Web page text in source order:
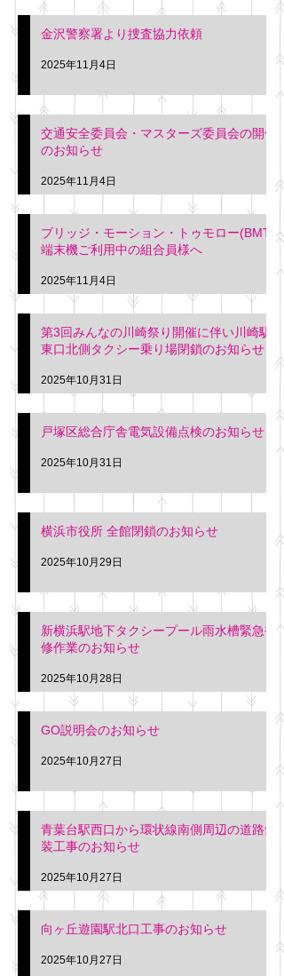
金沢警察署より捜査協力依頼
2025年11月4日
交通安全委員会・マスターズ委員会の開催
のお知らせ
2025年11月4日
ブリッジ・モーション・トゥモロー(BMT)
端末機ご利用中の組合員様へ
2025年11月4日
第3回みんなの川崎祭り開催に伴い川崎駅
東口北側タクシー乗り場閉鎖のお知らせ
2025年10月31日
戸塚区総合庁舎電気設備点検のお知らせ
2025年10月31日
横浜市役所 全館閉鎖のお知らせ
2025年10月29日
新横浜駅地下タクシープール雨水槽緊急補
修作業のお知らせ
2025年10月28日
GO説明会のお知らせ
2025年10月27日
青葉台駅西口から環状線南側周辺の道路舗
装工事のお知らせ
2025年10月27日
向ヶ丘遊園駅北口工事のお知らせ
2025年10月27日